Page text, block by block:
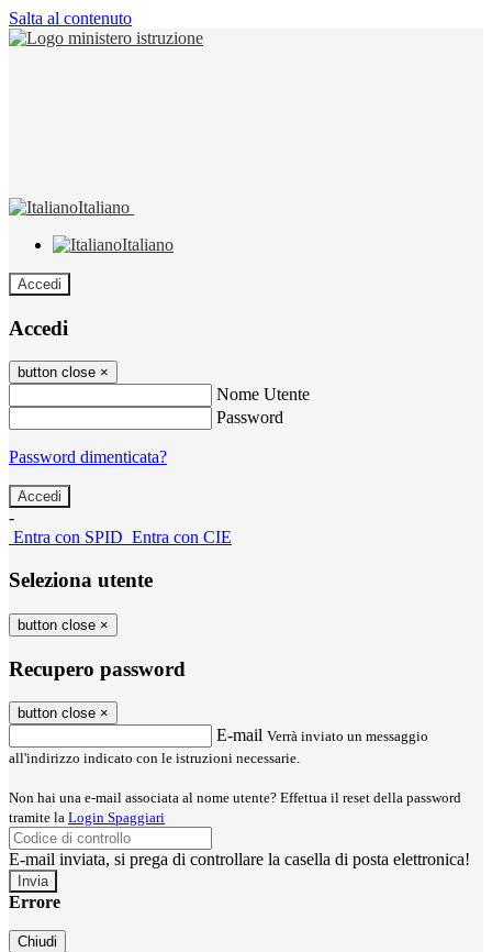
Salta al contenuto
Italiano
Italiano
Accedi
Accedi
button close ×
Nome Utente
Password
Password dimenticata?
-
Entra con SPID Entra con CIE
Seleziona utente
button close ×
Recupero password
button close ×
E-mail Verrà inviato un messaggio
all'indirizzo indicato con le istruzioni necessarie.
Non hai una e-mail associata al nome utente? Effettua il reset della password
tramite la Login Spaggiari
E-mail inviata, si prega di controllare la casella di posta elettronica!
Errore
Chiudi